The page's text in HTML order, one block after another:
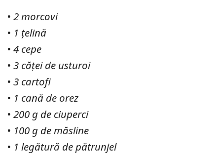
• 2 morcovi
• 1 țelină
• 4 cepe
• 3 căței de usturoi
• 3 cartofi
• 1 cană de orez
• 200 g de ciuperci
• 100 g de măsline
• 1 legătură de pătrunjel